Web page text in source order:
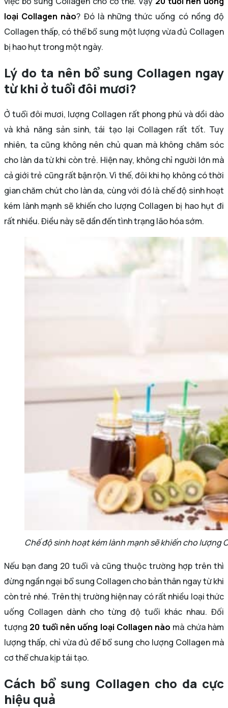
loại Collagen nào? Đó là những thức uống có nồng độ
Collagen thấp, có thể bổ sung một lượng vừa đủ Collagen
bị hao hụt trong một ngày.
Lý do ta nên bổ sung Collagen ngay
từ khi ở tuổi đôi mươi?
Ở tuổi đôi mươi, lượng Collagen rất phong phú và dồi dào
và khả năng sản sinh, tái tạo lại Collagen rất tốt. Tuy
nhiên, ta cũng không nên chủ quan mà không chăm sóc
cho làn da từ khi còn trẻ. Hiện nay, không chỉ người lớn mà
cả giới trẻ cũng rất bận rộn. Vì thế, đôi khi họ không có thời
gian chăm chút cho làn da, cùng với đó là chế độ sinh hoạt
kém lành mạnh sẽ khiến cho lượng Collagen bị hao hụt đi
rất nhiều. Điều này sẽ dần đến tình trạng lão hóa sớm.
Chế độ sinh hoạt kém lành mạnh sẽ khiến cho lượng
Nếu bạn đang 20 tuổi và cũng thuộc trường hợp trên thì
đừng ngần ngại bổ sung Collagen cho bản thân ngay từ khi
còn trẻ nhé. Trên thị trường hiện nay có rất nhiều loại thức
uống Collagen dành cho từng độ tuổi khác nhau. Đối
tượng 20 tuổi nên uống loại Collagen nào mà chứa hàm
lượng thấp, chỉ vừa đủ để bổ sung cho lượng Collagen mà
cơ thể chưa kịp tái tạo.
Cách bổ sung Collagen cho da cực
hiệu quả